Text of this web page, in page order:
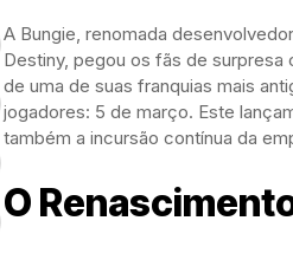
A Bungie, renomada
Destiny, pegou os fãs de surpresa
de uma de suas franquias mais
jogadores: 5 de março. Este
também a incursão contínua da
O